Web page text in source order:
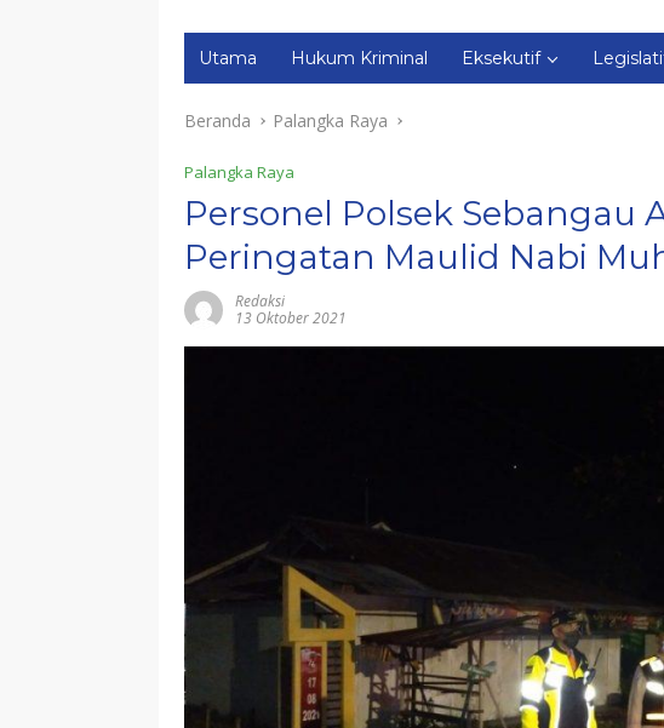
Utama Hukum Kriminal Eksekutif
Beranda Palangka Raya
Palangka Raya
Personel Polsek Sebangau
Peringatan Maulid Nabi
Redaksi
13 Oktober 2021